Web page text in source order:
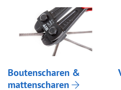
Boutenscharen &
mattenscharen